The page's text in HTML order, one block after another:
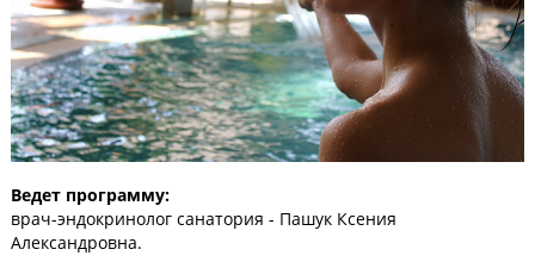
Ведет программу:
врач-эндокринолог санатория - Пашук Ксения
Александровна.